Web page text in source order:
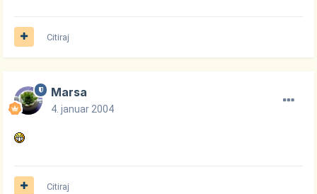
Citiraj
Marsa
4. januar 2004
Citiraj